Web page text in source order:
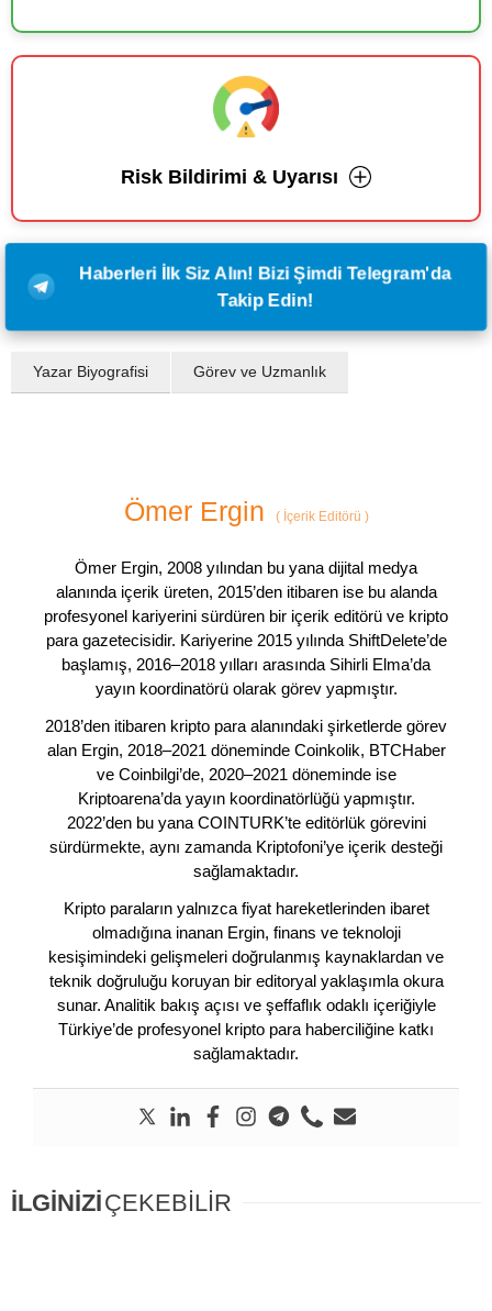
Risk Bildirimi & Uyarısı
Haberleri İlk Siz Alın! Bizi Şimdi Telegram'da
Takip Edin!
Yazar Biyografisi Görev ve Uzmanlık
Ömer Ergin (İçerik Editörü )
Ömer Ergin, 2008 yılından bu yana dijital medya
alanında içerik üreten, 2015’den itibaren ise bu alanda
profesyonel kariyerini sürdüren bir içerik editörü ve kripto
para gazetecisidir. Kariyerine 2015 yılında ShiftDelete’de
başlamış, 2016–2018 yılları arasında Sihirli Elma’da
yayın koordinatörü olarak görev yapmıştır.
2018’den itibaren kripto para alanındaki şirketlerde görev
alan Ergin, 2018–2021 döneminde Coinkolik, BTCHaber
ve Coinbilgi’de, 2020–2021 döneminde ise
Kriptoarena’da yayın koordinatörlüğü yapmıştır.
2022’den bu yana COINTURK’te editörlük görevini
sürdürmekte, aynı zamanda Kriptofoni’ye içerik desteği
sağlamaktadır.
Kripto paraların yalnızca fiyat hareketlerinden ibaret
olmadığına inanan Ergin, finans ve teknoloji
kesişimindeki gelişmeleri doğrulanmış kaynaklardan ve
teknik doğruluğu koruyan bir editoryal yaklaşımla okura
sunar. Analitik bakış açısı ve şeffaflık odaklı içeriğiyle
Türkiye’de profesyonel kripto para haberciliğine katkı
sağlamaktadır.
İLGİNİZİÇEKEBİLİR